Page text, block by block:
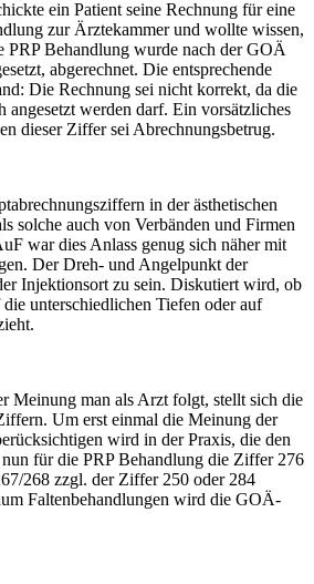
ein Patient seine Rechnung für eine
zur Ärztekammer und wollte wissen,
PRP Behandlung wurde nach der GOÄ
abgerechnet. Die entsprechende
Die Rechnung sei nicht korrekt, da die
werden darf. Ein vorsätzliches
dieser Ziffer sei Abrechnungsbetrug.
in der ästhetischen
solche auch von Verbänden und Firmen
war dies Anlass genug sich näher mit
Der Dreh- und Angelpunkt der
Injektionsort zu sein. Diskutiert wird, ob
unterschiedlichen Tiefen oder auf
Meinung man als Arzt folgt, stellt sich die
Um erst einmal die Meinung der
wird in der Praxis, die den
für die PRP Behandlung die Ziffer 276
268 zzgl. der Ziffer 250 oder 284
Faltenbehandlungen wird die GOÄ-